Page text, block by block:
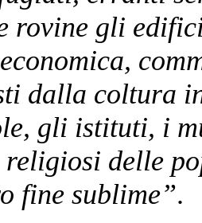
rovine gli
dalla coltura
gli istituti, i
delle
fine sublime”.